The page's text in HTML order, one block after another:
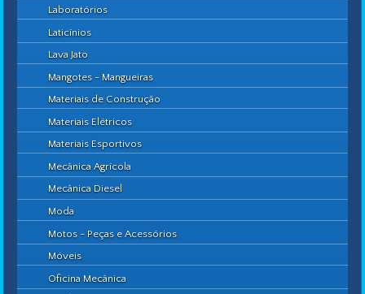
Laboratórios
Laticínios
Lava Jato
Mangotes - Mangueiras
Materiais de Construção
Materiais Elétricos
Materiais Esportivos
Mecânica Agrícola
Mecânica Diesel
Moda
Motos - Peças e Acessórios
Móveis
Oficina Mecânica